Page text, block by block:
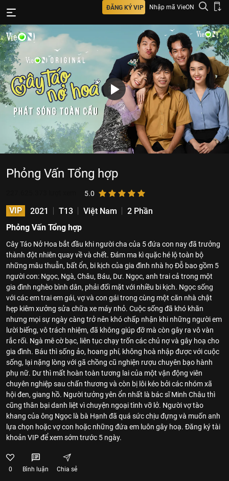
ĐĂNG KÝ VIP Nhập mã VieON
Phỏng Vấn Tổng hợp
5.0
VIP 2021 T13 Việt Nam
2 Phần
Phỏng Vấn Tổng hợp
Cây Táo Nở Hoa bắt đầu khi người cha của 5 đứa con nay đã trưởng
thành đột nhiên quay về và chết. Đám ma kì quặc hé lộ toàn bộ
những mâu thuẫn, bất ổn, bi kịch của gia đình nhà họ Đỗ bao gồm 5
người con: Ngọc, Ngà, Châu, Báu, Dư. Ngọc, anh trai cả trong một
gia đình nghèo bình dân, phải đối mặt với nhiều bi kịch. Ngọc sống
với các em trai em gái, vợ và con gái trong cùng một căn nhà chật
hẹp kiêm xưởng sửa chữa xe máy nhỏ. Cuộc sống đã khó khăn
nhưng mọi sự ngày càng trở nên khó chấp nhận khi những người em
lười biếng, vô trách nhiệm, đã không giúp đỡ mà còn gây ra vô vàn
rắc rối. Ngà mê cờ bạc, liên tục chạy trốn các chủ nợ và gây hoạ cho
gia đình. Báu thì sống ảo, hoang phí, không hoà nhập được với cuộc
sống, lại nặng lòng với gã chồng cũ nghiện rượu chuyên bạo hành
phụ nữ. Dư thì mất hoàn toàn tương lai của một vận động viên
chuyên nghiệp sau chấn thương và còn bị lôi kéo bởi các nhóm xã
hội đen, giang hồ. Người tưởng yên ổn nhất là bác sĩ Minh Châu thì
cũng thân bại danh liệt vì chuyện ngoại tình vỡ lở. Người vợ tào
khang của ông Ngọc là bà Hạnh đã quá sức chịu đựng và muốn anh
lựa chọn hoặc vợ con hoặc những đứa em luôn gây hoạ. Đăng ký tài
khoản VIP để xem sớm trước 5 ngày.
0 Bình luận Chia sẻ